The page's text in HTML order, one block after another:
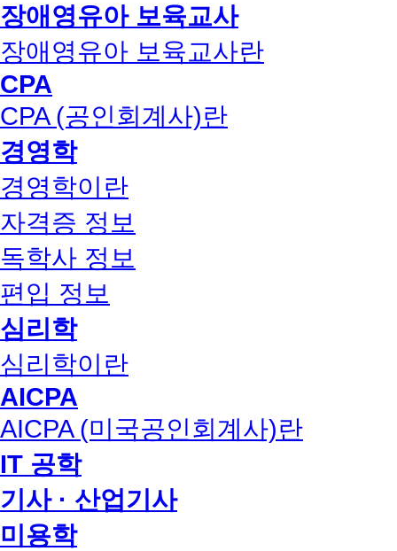
장애영유아 보육교사
장애영유아 보육교사란
CPA
CPA (공인회계사)란
경영학
경영학이란
자격증 정보
독학사 정보
편입 정보
심리학
심리학이란
AICPA
AICPA (미국공인회계사)란
IT 공학
기사 · 산업기사
미용학